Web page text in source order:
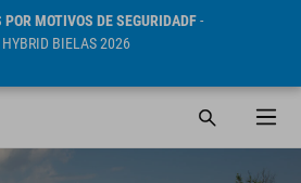
MOTIVOS DE SEGURIDADF-
BIELAS 2026